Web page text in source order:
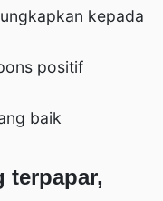
kepada
positif
baik
terpapar,